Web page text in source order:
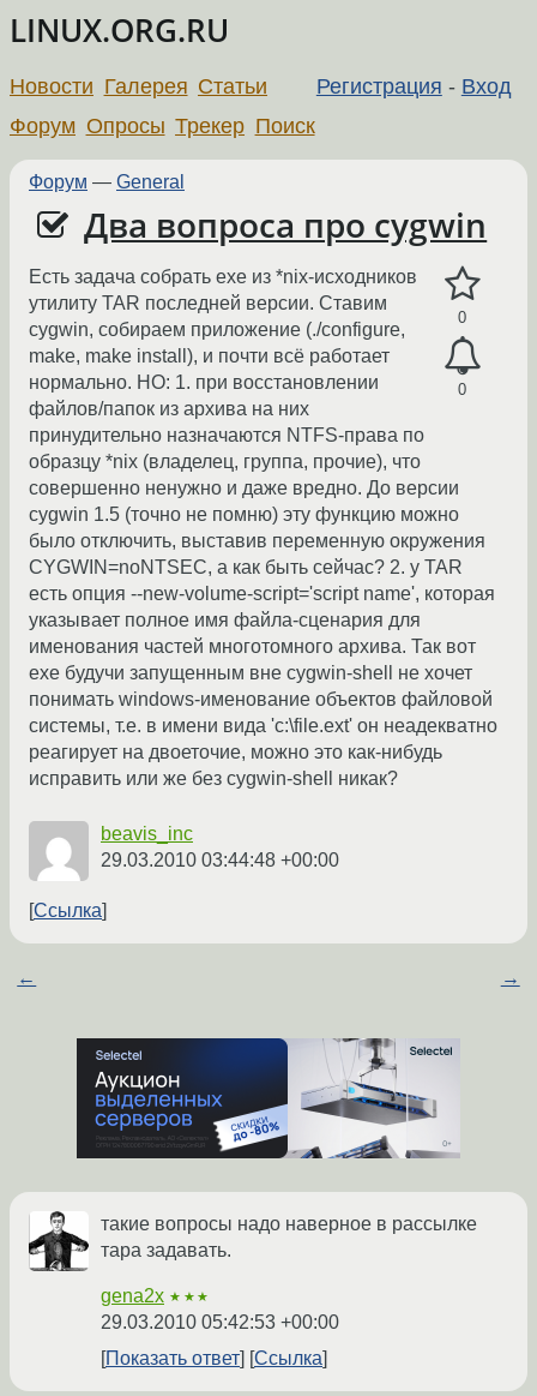
LINUX.ORG.RU
Регистрация - Вход
Новости Галерея Статьи
Форум Опросы Трекер Поиск
Форум — General
Два вопроса про cygwin
0
0
Есть задача собрать exe из *nix-исходников
утилиту TAR последней версии. Ставим
cygwin, собираем приложение (./configure,
make, make install), и почти всё работает
нормально. НО: 1. при восстановлении
файлов/папок из архива на них
принудительно назначаются NTFS-права по
образцу *nix (владелец, группа, прочие), что
совершенно ненужно и даже вредно. До версии
cygwin 1.5 (точно не помню) эту функцию можно
было отключить, выставив переменную окружения
CYGWIN=noNTSEC, а как быть сейчас? 2. у TAR
есть опция --new-volume-script='script name', которая
указывает полное имя файла-сценария для
именования частей многотомного архива. Так вот
exe будучи запущенным вне cygwin-shell не хочет
понимать windows-именование объектов файловой
системы, т.е. в имени вида 'c:\file.ext' он неадекватно
реагирует на двоеточие, можно это как-нибудь
исправить или же без cygwin-shell никак?
beavis_inc
29.03.2010 03:44:48 +00:00
Ссылка
← →
такие вопросы надо наверное в рассылке
тара задавать.
gena2x ★★★
29.03.2010 05:42:53 +00:00
Показать ответ
Ссылка